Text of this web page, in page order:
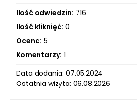
Ilość odwiedzin: 716
Ilość kliknięć: 0
Ocena: 5
Komentarzy: 1
Data dodania: 07.05.2024
Ostatnia wizyta: 06.08.2026